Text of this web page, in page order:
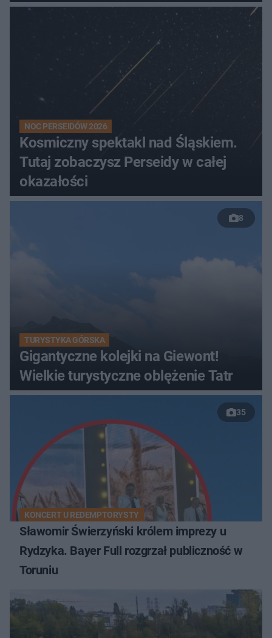
NOC PERSEIDÓW 2026
Kosmiczny spektakl nad Śląskiem.
Tutaj zobaczysz Perseidy w całej
okazałości
8
TURYSTYKA GÓRSKA
Gigantyczne kolejki na Giewont!
Wielkie turystyczne oblężenie Tatr
35
KONCERT U REDEMPTORYSTY
Sławomir Świerzyński królem imprezy u
Rydzyka. Bayer Full rozgrzał publiczność w
Toruniu